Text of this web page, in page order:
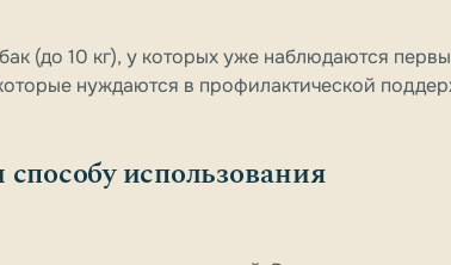
(до 10 кг), у которых уже наблюдаются
нуждаются в профилактической
использования